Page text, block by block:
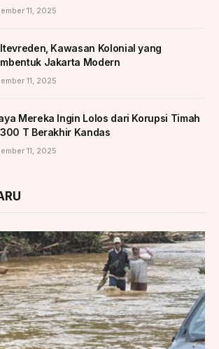
11, 2025
Kawasan Kolonial yang
Jakarta Modern
11, 2025
Mereka Ingin Lolos dari Korupsi Timah
300 T Berakhir Kandas
11, 2025